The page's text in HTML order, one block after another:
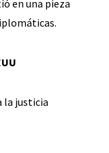
en una pieza
la justicia